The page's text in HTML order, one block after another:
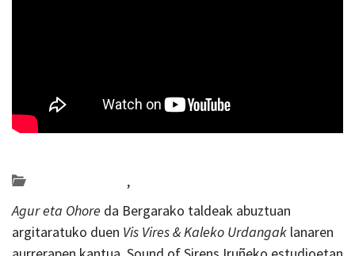
,
Agur eta Ohore da Bergarako taldeak abuztuan
argitaratuko duen Vis Vires & Kaleko Urdangak lanaren